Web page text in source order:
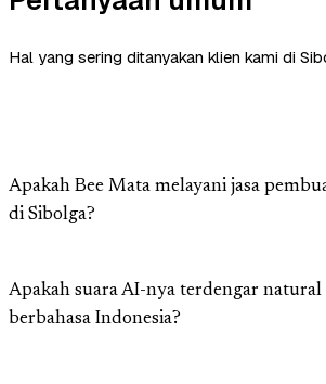
Hal yang sering ditanyakan klien kami di
Apakah Bee Mata melayani jasa
di Sibolga?
Apakah suara AI-nya terdengar natural
berbahasa Indonesia?